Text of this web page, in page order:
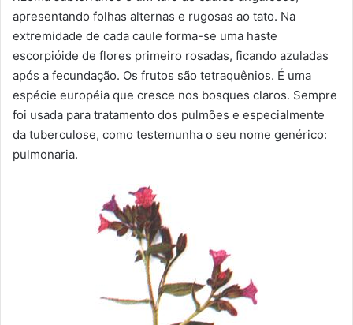
apresentando folhas alternas e rugosas ao tato. Na
extremidade de cada caule forma-se uma haste
escorpióide de flores primeiro rosadas, ficando azuladas
após a fecundação. Os frutos são tetraquênios. É uma
espécie européia que cresce nos bosques claros. Sempre
foi usada para tratamento dos pulmões e especialmente
da tuberculose, como testemunha o seu nome genérico:
pulmonaria.